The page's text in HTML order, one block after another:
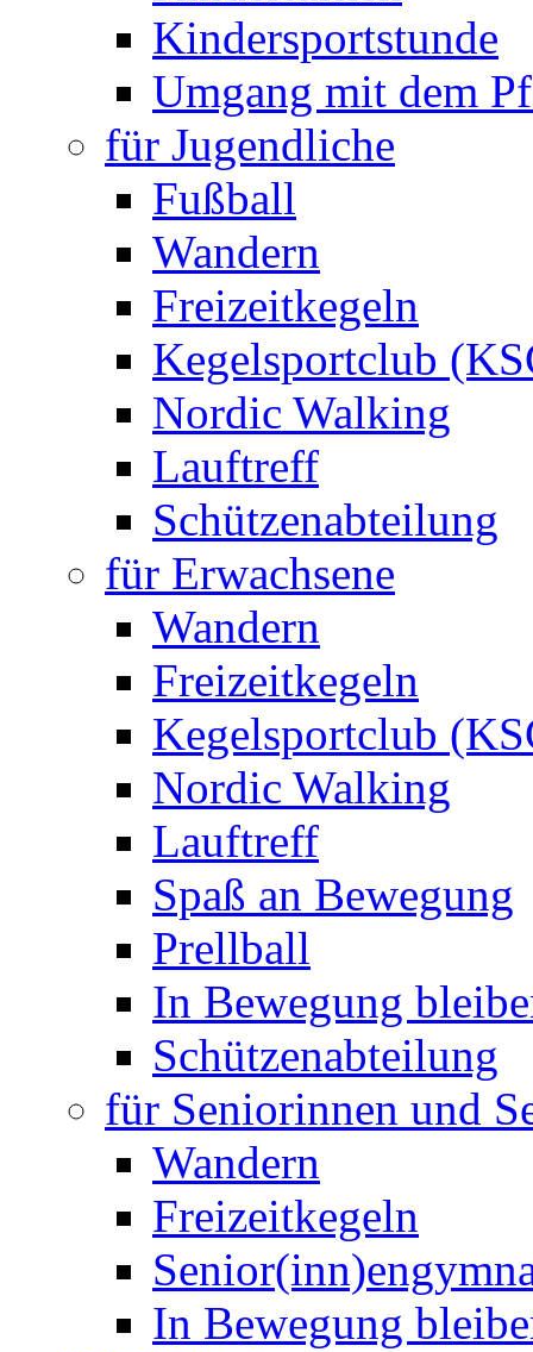
Kindersportstunde
Umgang mit dem
für Jugendliche
Fußball
Wandern
Freizeitkegeln
Kegelsportclub
Nordic Walking
Lauftreff
Schützenabteilung
für Erwachsene
Wandern
Freizeitkegeln
Kegelsportclub
Nordic Walking
Lauftreff
Spaß an Bewegung
Prellball
In Bewegung
Schützenabteilung
für Seniorinnen und
Wandern
Freizeitkegeln
In Bewegung